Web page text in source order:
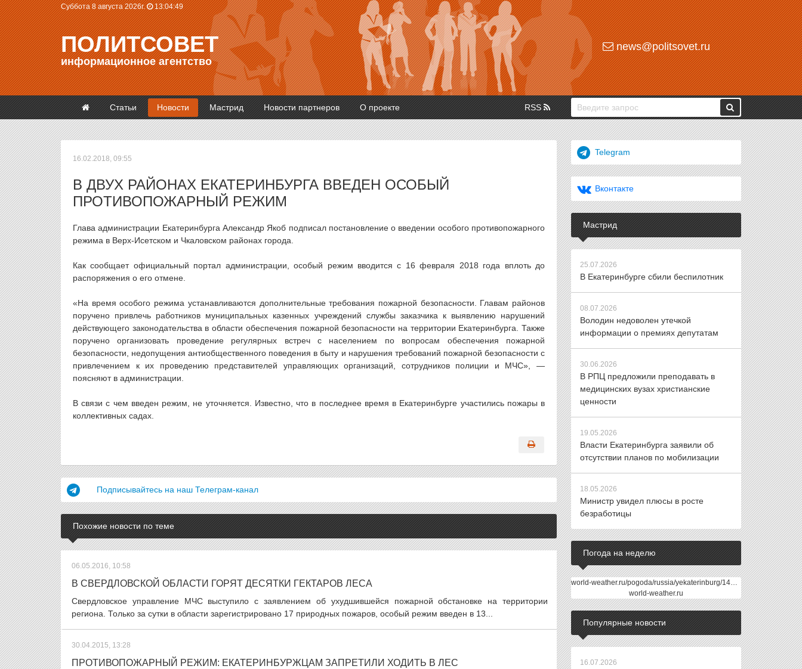
Суббота 8 августа 2026г. 13:04:49
ПОЛИТСОВЕТ
информационное агентство
news@politsovet.ru
Статьи Новости Мастрид Новости партнеров О проекте RSS
16.02.2018, 09:55
В ДВУХ РАЙОНАХ ЕКАТЕРИНБУРГА ВВЕДЕН ОСОБЫЙ
ПРОТИВОПОЖАРНЫЙ РЕЖИМ
Глава администрации Екатеринбурга Александр Якоб подписал постановление о введении особого противопожарного
режима в Верх-Исетском и Чкаловском районах города.
Как сообщает официальный портал администрации, особый режим вводится с 16 февраля 2018 года вплоть до
распоряжения о его отмене.
«На время особого режима устанавливаются дополнительные требования пожарной безопасности. Главам районов
поручено привлечь работников муниципальных казенных учреждений службы заказчика к выявлению нарушений
действующего законодательства в области обеспечения пожарной безопасности на территории Екатеринбурга. Также
поручено организовать проведение регулярных встреч с населением по вопросам обеспечения пожарной
безопасности, недопущения антиобщественного поведения в быту и нарушения требований пожарной безопасности с
привлечением к их проведению представителей управляющих организаций, сотрудников полиции и МЧС», —
поясняют в администрации.
В связи с чем введен режим, не уточняется. Известно, что в последнее время в Екатеринбурге участились пожары в
коллективных садах.
Подписывайтесь на наш Телеграм-канал
Похожие новости по теме
06.05.2016, 10:58
В СВЕРДЛОВСКОЙ ОБЛАСТИ ГОРЯТ ДЕСЯТКИ ГЕКТАРОВ ЛЕСА
Свердловское управление МЧС выступило с заявлением об ухудшившейся пожарной обстановке на территории
региона. Только за сутки в области зарегистрировано 17 природных пожаров, особый режим введен в 13...
30.04.2015, 13:28
ПРОТИВОПОЖАРНЫЙ РЕЖИМ: ЕКАТЕРИНБУРЖЦАМ ЗАПРЕТИЛИ ХОДИТЬ В ЛЕС
Telegram
Вконтакте
Мастрид
25.07.2026
В Екатеринбурге сбили беспилотник
08.07.2026
Володин недоволен утечкой
информации о премиях депутатам
30.06.2026
В РПЦ предложили преподавать в
медицинских вузах христианские
ценности
19.05.2026
Власти Екатеринбурга заявили об
отсутствии планов по мобилизации
18.05.2026
Министр увидел плюсы в росте
безработицы
Погода на неделю
world-weather.ru/pogoda/russia/yekaterinburg/14days/
world-weather.ru
Популярные новости
16.07.2026